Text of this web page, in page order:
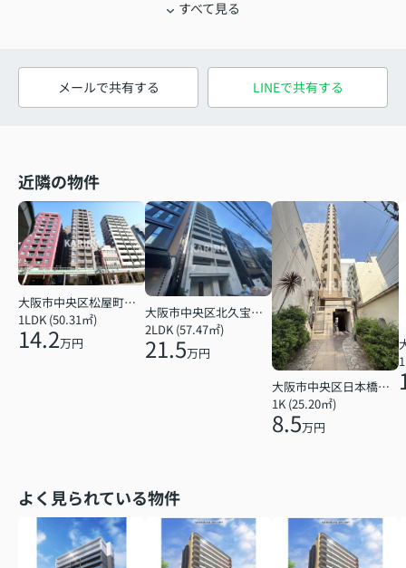
すべて見る
メールで共有する LINEで共有する
近隣の物件
大阪市中央区松屋町住吉
1LDK (50.31㎡)
14.2万円
大阪市中央区北久宝寺町４丁目
2LDK (57.47㎡)
21.5万円
大阪市中央区日本橋１丁目
1K (25.20㎡)
8.5万円
よく見られている物件